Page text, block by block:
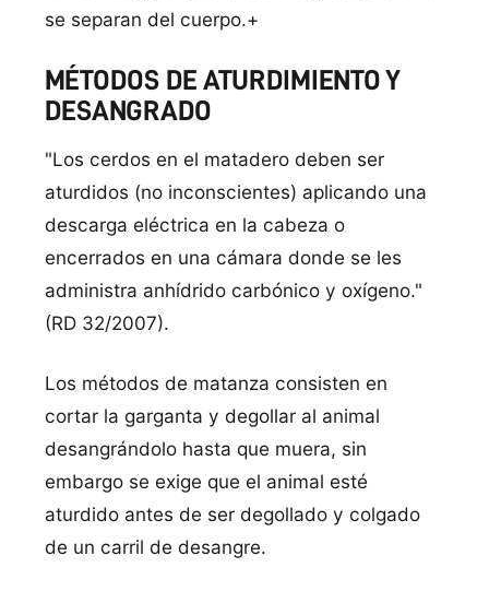
se separan del cuerpo.+
MÉTODOS DE ATURDIMIENTO Y
DESANGRADO
"Los cerdos en el matadero deben ser
aturdidos (no inconscientes) aplicando una
descarga eléctrica en la cabeza o
encerrados en una cámara donde se les
administra anhídrido carbónico y oxígeno."
(RD 32/2007).
Los métodos de matanza consisten en
cortar la garganta y degollar al animal
desangrándolo hasta que muera, sin
embargo se exige que el animal esté
aturdido antes de ser degollado y colgado
de un carril de desangre.